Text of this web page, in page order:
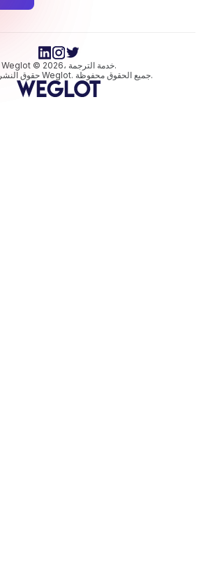
Weglot © 2026، خدمة الترجمة.
حقوق النشر © 2026 Weglot. جميع الحقوق محفوظة.